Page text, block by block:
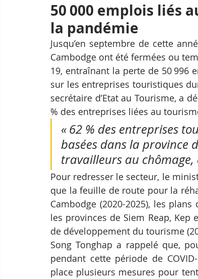
50 000 emplois liés
la pandémie
Jusqu’en septembre de cette
Cambodge ont été fermées ou
19, entraînant la perte de 50 996
sur les entreprises touristiques
secrétaire d’Etat au Tourisme, a
% des entreprises liées au
« 62 % des entreprises
basées dans la province
travailleurs au chômage,
Pour redresser le secteur, le
que la feuille de route pour la
Cambodge (2020-2025), les
les provinces de Siem Reap,
de développement du tourisme
Song Tonghap a rappelé que,
pendant cette période de
place plusieurs mesures pour